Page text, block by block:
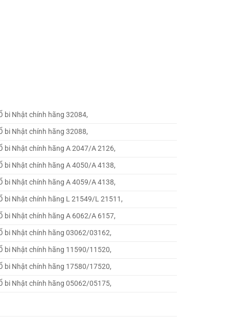
bi Nhật chính hãng 32084,
bi Nhật chính hãng 32088,
bi Nhật chính hãng A 2047/A 2126,
bi Nhật chính hãng A 4050/A 4138,
bi Nhật chính hãng A 4059/A 4138,
bi Nhật chính hãng L 21549/L 21511,
bi Nhật chính hãng A 6062/A 6157,
bi Nhật chính hãng 03062/03162,
bi Nhật chính hãng 11590/11520,
bi Nhật chính hãng 17580/17520,
bi Nhật chính hãng 05062/05175,